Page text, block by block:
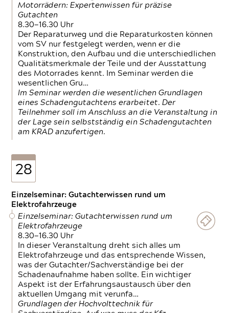
Motorrädern: Expertenwissen für präzise
Gutachten
8.30—16.30 Uhr
Der Reparaturweg und die Reparaturkosten können
vom SV nur festgelegt werden, wenn er die
Konstruktion, den Aufbau und die unterschiedlichen
Qualitätsmerkmale der Teile und der Ausstattung
des Motorrades kennt. Im Seminar werden die
wesentlichen Gru…
Im Seminar werden die wesentlichen Grundlagen
eines Schadengutachtens erarbeitet. Der
Teilnehmer soll im Anschluss an die Veranstaltung in
der Lage sein selbstständig ein Schadengutachten
am KRAD anzufertigen.
28
Einzelseminar: Gutachterwissen rund um
Elektrofahrzeuge
Einzelseminar: Gutachterwissen rund um
Elektrofahrzeuge
8.30—16.30 Uhr
In dieser Veranstaltung dreht sich alles um
Elektrofahrzeuge und das entsprechende Wissen,
was der Gutachter/Sachverständige bei der
Schadenaufnahme haben sollte. Ein wichtiger
Aspekt ist der Erfahrungsaustausch über den
aktuellen Umgang mit verunfa…
Grundlagen der Hochvolttechnik für